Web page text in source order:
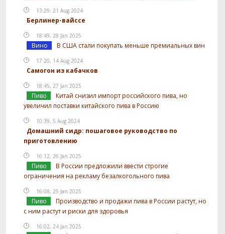
13:29, 21 Aug 2024
Берлинер-вайссе
18:49, 28 Jan 2025
Вино В США стали покупать меньше премиальных вин
17:20, 14 Aug 2024
Самогон из кабачков
18:45, 27 Jan 2025
Пиво
Китай снизил импорт российского пива, но
увеличил поставки китайского пива в Россию
10:39, 5 Aug 2024
Домашний сидр: пошаговое руководство по
приготовлению
16:12, 26 Jan 2025
Пиво
В России предложили ввести строгие
ограничения на рекламу безалкогольного пива
16:08, 25 Jan 2025
Пиво
Производство и продажи пива в России растут, но
с ним растут и риски для здоровья
16:02, 24 Jan 2025